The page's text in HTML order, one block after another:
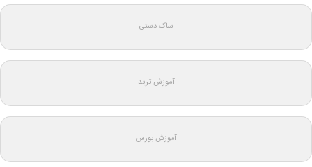
ساک دستی
آموزش ترید
آموزش بورس